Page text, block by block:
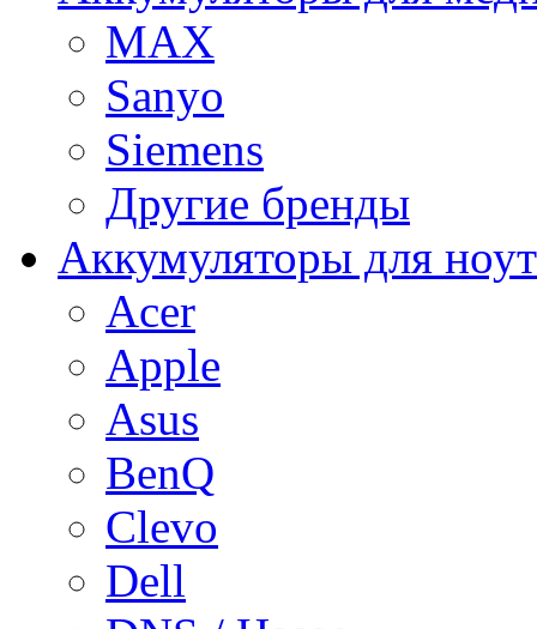
MAX
Sanyo
Siemens
Другие бренды
Аккумуляторы для
Acer
Apple
Asus
BenQ
Clevo
Dell